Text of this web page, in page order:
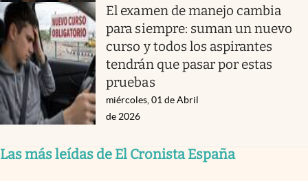
El examen de manejo cambia
para siempre: suman un nuevo
curso y todos los aspirantes
tendrán que pasar por estas
pruebas
miércoles, 01 de Abril
de 2026
Las más leídas de El Cronista España